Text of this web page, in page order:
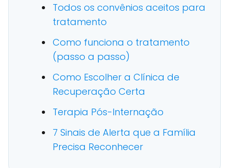
Todos os convênios aceitos para
tratamento
Como funciona o tratamento
(passo a passo)
Como Escolher a Clínica de
Recuperação Certa
Terapia Pós-Internação
7 Sinais de Alerta que a Família
Precisa Reconhecer